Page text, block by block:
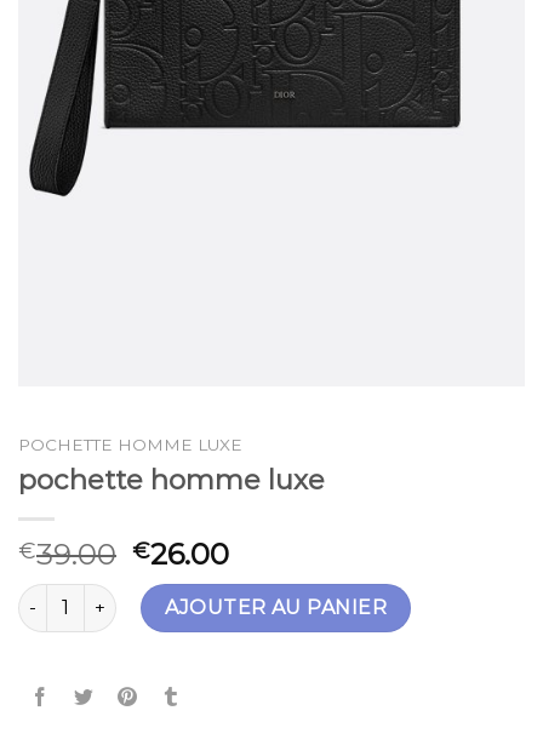
POCHETTE HOMME LUXE
pochette homme luxe
€39.00 €26.00
quantité de pochette homme luxe
AJOUTER AU PANIER